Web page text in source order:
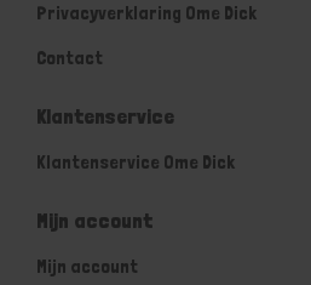
Privacyverklaring Ome Dick
Contact
Klantenservice
Klantenservice Ome Dick
Mijn account
Mijn account